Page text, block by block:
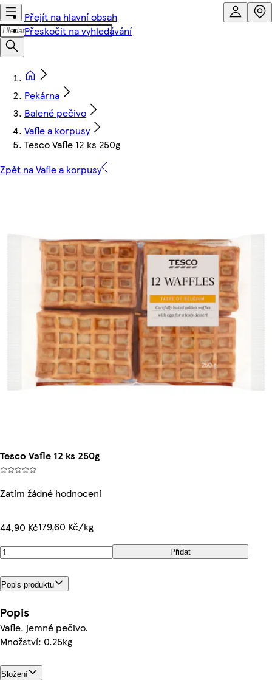
Přejít na hlavní obsah
Přeskočit na vyhledávání
Pekárna
Balené pečivo
Vafle a korpusy
Tesco Vafle 12 ks 250g
Zpět na Vafle a korpusy
Tesco Vafle 12 ks 250g
Zatím žádné hodnocení
44,90 Kč179,60 Kč/kg
Přidat
Popis produktu
Popis
Vafle, jemné pečivo.
Množství: 0.25kg
Složení